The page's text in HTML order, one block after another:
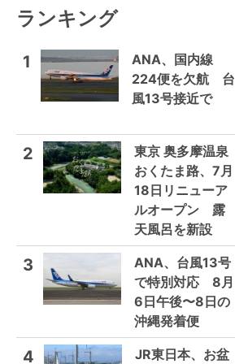
ランキング
1
ANA、国内線
224便を欠航 台
風13号接近で
2
東京 奥多摩温泉
おくたま路、7月
18日リニューア
ルオープン 露
天風呂を新設
3
ANA、台風13号
で特別対応 8月
6日午後〜8日の
沖縄発着便
4 JR東日本、お盆